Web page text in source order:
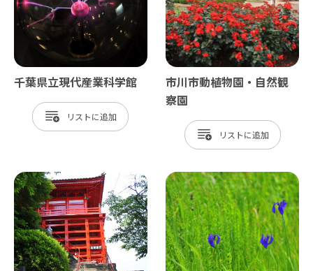
千葉県立現代産業科学館
リスト
市川市動植物園・自然観
察園
リスト